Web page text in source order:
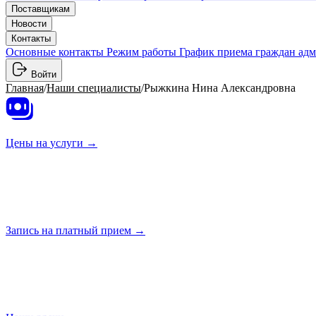
Поставщикам
Новости
Контакты
Основные контакты Режим работы График приема граждан
Войти
Главная/Наши специалисты/Рыжкина Нина Александровна
Цены на услуги →
Запись на платный прием →